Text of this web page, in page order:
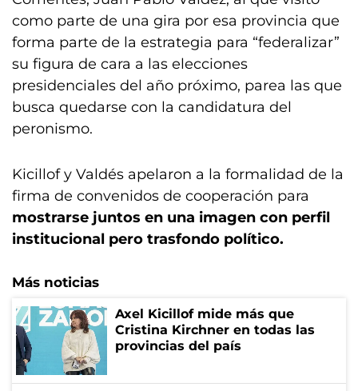
como parte de una gira por esa provincia que
forma parte de la estrategia para “federalizar”
su figura de cara a las elecciones
presidenciales del año próximo, parea las que
busca quedarse con la candidatura del
peronismo.
Kicillof y Valdés apelaron a la formalidad de la
firma de convenidos de cooperación para
mostrarse juntos en una imagen con perfil
institucional pero trasfondo político.
Más noticias
Axel Kicillof mide más que
Cristina Kirchner en todas las
provincias del país